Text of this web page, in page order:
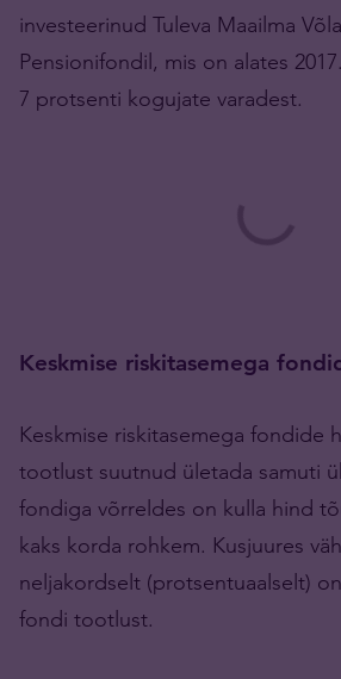
investeerinud Tuleva Maailma
Pensionifondil, mis on alates
7 protsenti kogujate varadest.
Keskmise riskitasemega
Keskmise riskitasemega fondide
tootlust suutnud ületada samuti
fondiga võrreldes on kulla hind
kaks korda rohkem. Kusjuures
neljakordselt (protsentuaalselt)
fondi tootlust.